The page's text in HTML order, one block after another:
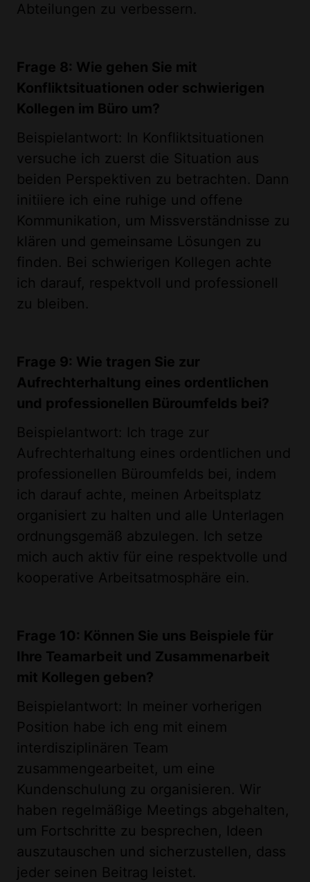
Abteilungen zu verbessern.
Frage 8: Wie gehen Sie mit
Konfliktsituationen oder schwierigen
Kollegen im Büro um?
Beispielantwort: In Konfliktsituationen
versuche ich zuerst die Situation aus
beiden Perspektiven zu betrachten. Dann
initiiere ich eine ruhige und offene
Kommunikation, um Missverständnisse zu
klären und gemeinsame Lösungen zu
finden. Bei schwierigen Kollegen achte
ich darauf, respektvoll und professionell
zu bleiben.
Frage 9: Wie tragen Sie zur
Aufrechterhaltung eines ordentlichen
und professionellen Büroumfelds bei?
Beispielantwort: Ich trage zur
Aufrechterhaltung eines ordentlichen und
professionellen Büroumfelds bei, indem
ich darauf achte, meinen Arbeitsplatz
organisiert zu halten und alle Unterlagen
ordnungsgemäß abzulegen. Ich setze
mich auch aktiv für eine respektvolle und
kooperative Arbeitsatmosphäre ein.
Frage 10: Können Sie uns Beispiele für
Ihre Teamarbeit und Zusammenarbeit
mit Kollegen geben?
Beispielantwort: In meiner vorherigen
Position habe ich eng mit einem
interdisziplinären Team
zusammengearbeitet, um eine
Kundenschulung zu organisieren. Wir
haben regelmäßige Meetings abgehalten,
um Fortschritte zu besprechen, Ideen
auszutauschen und sicherzustellen, dass
jeder seinen Beitrag leistet.